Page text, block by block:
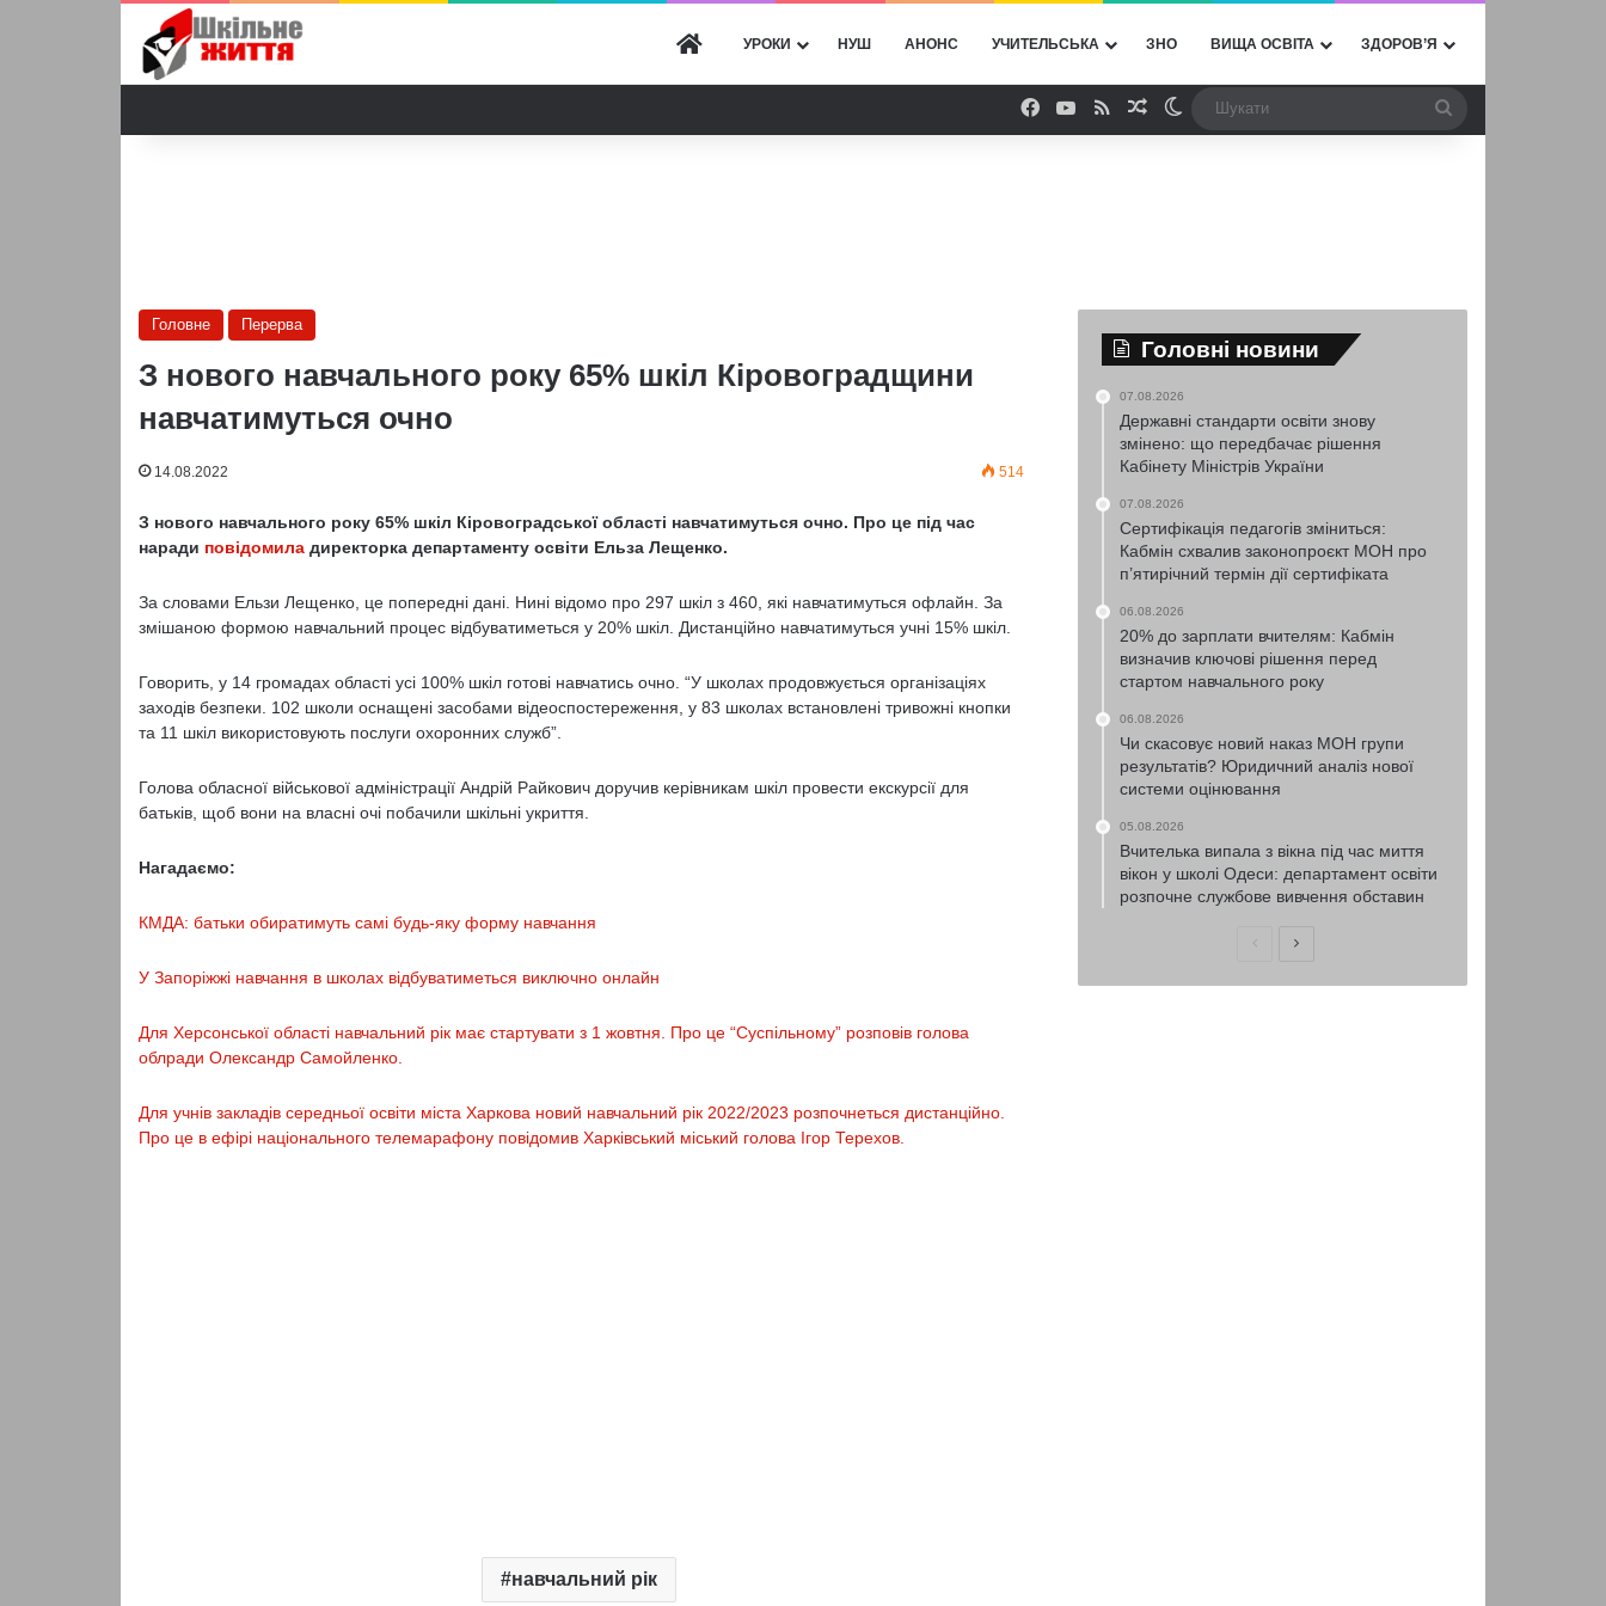
ГОЛОВНА
УРОКИ НУШ АНОНС УЧИТЕЛЬСЬКА ЗНО ВИЩА ОСВІТА ЗДОРОВ’Я
Facebook
YouTube
RSSВипадкова стаття
Switch skin
Головне Перерва
З нового навчального року 65% шкіл Кіровоградщини
навчатимуться очно
14.08.2022 514
З нового навчального року 65% шкіл Кіровоградської області навчатимуться очно. Про це під час
наради повідомиладиректорка департаменту освіти Ельза Лещенко.
За словами Ельзи Лещенко, це попередні дані. Нині відомо про 297 шкіл з 460, які навчатимуться офлайн. За
змішаною формою навчальний процес відбуватиметься у 20% шкіл. Дистанційно навчатимуться учні 15% шкіл.
Говорить, у 14 громадах області усі 100% шкіл готові навчатись очно. “У школах продовжується організаціях
заходів безпеки. 102 школи оснащені засобами відеоспостереження, у 83 школах встановлені тривожні кнопки
та 11 шкіл використовують послуги охоронних служб”.
Голова обласної військової адміністрації Андрій Райкович доручив керівникам шкіл провести екскурсії для
батьків, щоб вони на власні очі побачили шкільні укриття.
Нагадаємо:
КМДА: батьки обиратимуть самі будь-яку форму навчання
У Запоріжжі навчання в школах відбуватиметься виключно онлайн
Для Херсонської області навчальний рік має стартувати з 1 жовтня. Про це “Суспільному” розповів голова
облради Олександр Самойленко.
Для учнів закладів середньої освіти міста Харкова новий навчальний рік 2022/2023 розпочнеться дистанційно.
Про це в ефірі національного телемарафону повідомив Харківський міський голова Ігор Терехов.
навчальний рік
Головні новини
07.08.2026
Державні стандарти освіти знову
змінено: що передбачає рішення
Кабінету Міністрів України
07.08.2026
Сертифікація педагогів зміниться:
Кабмін схвалив законопроєкт МОН про
п’ятирічний термін дії сертифіката
06.08.2026
20% до зарплати вчителям: Кабмін
визначив ключові рішення перед
стартом навчального року
06.08.2026
Чи скасовує новий наказ МОН групи
результатів? Юридичний аналіз нової
системи оцінювання
05.08.2026
Вчителька випала з вікна під час миття
вікон у школі Одеси: департамент освіти
розпочне службове вивчення обставин
ПопередняНаступна